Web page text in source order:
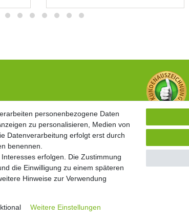
2026 | Alle Rechte vorbehalten.
personenbezogene Daten
zu personalisieren, Medien von
Datenverarbeitung erfolgt erst durch
benennen.
erfolgen. Die Zustimmung
die Einwilligung zu einem späteren
Hinweise zur Verwendung
Weitere Einstellungen
personenbezogene Daten
zu personalisieren, Medien von
Datenverarbeitung erfolgt erst durch
benennen.
erfolgen. Die Zustimmung
die Einwilligung zu einem späteren
Hinweise zur Verwendung
Weitere Einstellungen